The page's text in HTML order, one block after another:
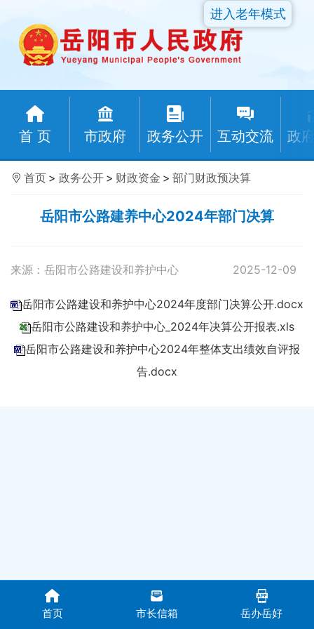
首 页 市政府 政务公开 互动交流 政
进入老年模式
首页 > 政务公开 > 财政资金 > 部门财政预决算
岳阳市公路建养中心2024年部门决算
来源：岳阳市公路建设和养护中心 2025-12-09
岳阳市公路建设和养护中心2024年度部门决算公开.docx
岳阳市公路建设和养护中心_2024年决算公开报表.xls
岳阳市公路建设和养护中心2024年整体支出绩效自评报
告.docx
首页 市长信箱 岳办岳好